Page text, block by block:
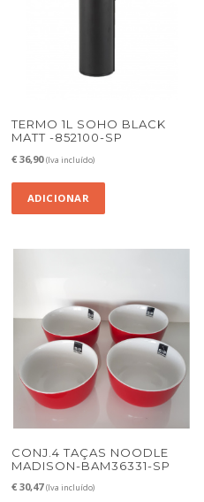
TERMO 1L SOHO BLACK
MATT -852100-SP
€ 36,90 (Iva incluído)
ADICIONAR
CONJ.4 TAÇAS NOODLE
MADISON-BAM36331-SP
€ 30,47 (Iva incluído)